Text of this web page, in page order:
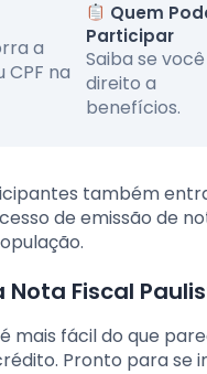
a
na
Quem
Participar
Saiba se
direito a
benefícios.
também
de emissão de
Fiscal
mais fácil do que
Pronto para se